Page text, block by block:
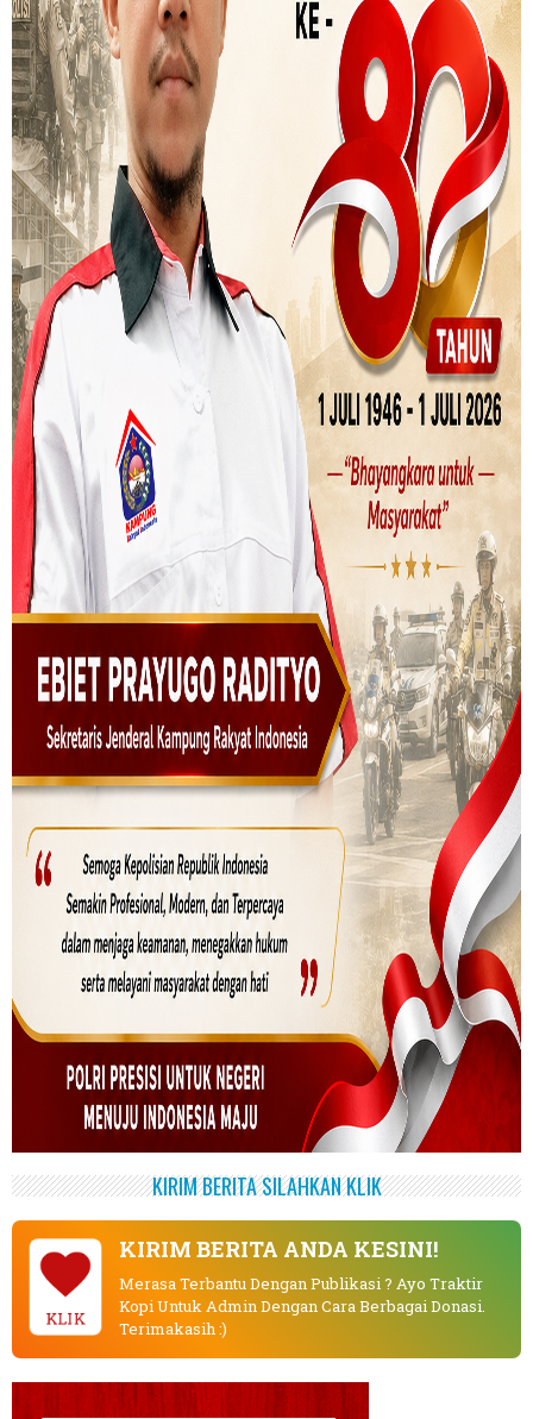
KIRIM BERITA SILAHKAN KLIK
KLIK
KIRIM BERITA ANDA KESINI!
Merasa Terbantu Dengan Publikasi ? Ayo Traktir
Kopi Untuk Admin Dengan Cara Berbagai Donasi.
Terimakasih :)